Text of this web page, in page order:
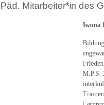
Päd. Mitarbeiter*in des
Iwona
M.P.S.